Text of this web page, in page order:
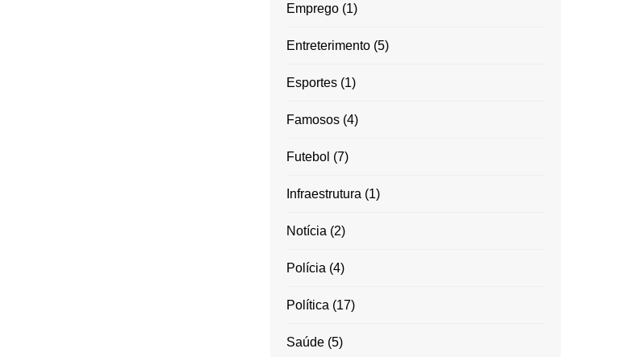
Emprego (1)
Entreterimento (5)
Esportes (1)
Famosos (4)
Futebol (7)
Infraestrutura (1)
Notícia (2)
Polícia (4)
Política (17)
Saúde (5)